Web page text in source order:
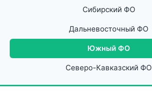
Сибирский ФО
Дальневосточный ФО
Южный ФО
Северо-Кавказский ФО